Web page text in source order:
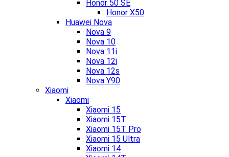
Honor 50 SE
Honor X50
Huawei Nova
Nova 9
Nova 10
Nova 11i
Nova 12i
Nova 12s
Nova Y90
Xiaomi
Xiaomi
Xiaomi 15
Xiaomi 15T
Xiaomi 15T Pro
Xiaomi 15 Ultra
Xiaomi 14